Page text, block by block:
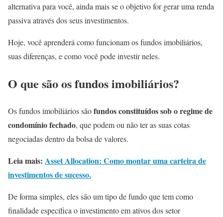
alternativa para você, ainda mais se o objetivo for gerar uma renda
passiva através dos seus investimentos.
Hoje, você aprenderá como funcionam os fundos imobiliários,
suas diferenças, e como você pode investir neles.
O que são os fundos imobiliários?
Os fundos imobiliários sãofundos constituídos sob o regime de
condomínio fechado, que podem ou não ter as suas cotas
negociadas dentro da bolsa de valores.
Leia mais: Asset Allocation: Como montar uma carteira de
investimentos de sucesso.
De forma simples, eles são um tipo de fundo que tem como
finalidade específica o investimento em ativos dos setor